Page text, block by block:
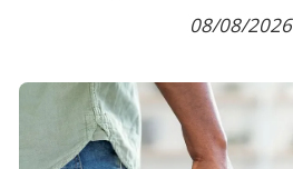
08/08/2026